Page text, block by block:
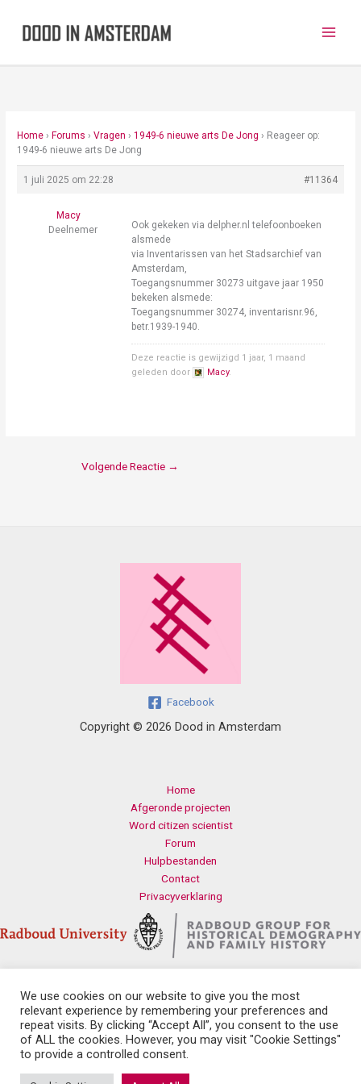
Home › Forums › Vragen › 1949-6 nieuwe arts De Jong › Reageer op:
1949-6 nieuwe arts De Jong
1 juli 2025 om 22:28 #11364
Macy
Deelnemer
Ook gekeken via delpher.nl telefoonboeken
alsmede
via Inventarissen van het Stadsarchief van
Amsterdam,
Toegangsnummer 30273 uitgave jaar 1950
bekeken alsmede:
Toegangsnummer 30274, inventarisnr.96,
betr.1939-1940.
Deze reactie is gewijzigd 1 jaar, 1 maand
geleden door
Macy.
Volgende Reactie →
Facebook
Copyright © 2026 Dood in Amsterdam
Home
Afgeronde projecten
Word citizen scientist
Forum
Hulpbestanden
Contact
Privacyverklaring
Contact
Radboud Universiteit
Erasmusplein 1
6525 HT Nijmegen
We use cookies on our website to give you the most
relevant experience by remembering your preferences and
repeat visits. By clicking “Accept All”, you consent to the use
of ALL the cookies. However, you may visit "Cookie Settings"
to provide a controlled consent.